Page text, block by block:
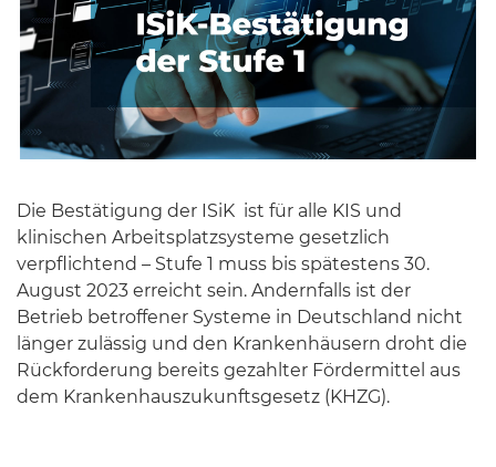
Die Bestätigung der ISiK ist für alle KIS und
klinischen Arbeitsplatzsysteme gesetzlich
verpflichtend – Stufe 1 muss bis spätestens 30.
August 2023 erreicht sein. Andernfalls ist der
Betrieb betroffener Systeme in Deutschland nicht
länger zulässig und den Krankenhäusern droht die
Rückforderung bereits gezahlter Fördermittel aus
dem Krankenhauszukunftsgesetz (KHZG).